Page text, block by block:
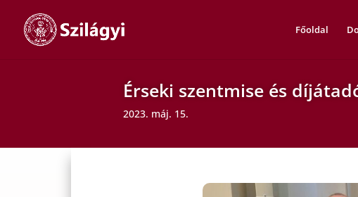
Főoldal
Érseki szentmise és
2023. máj. 15.